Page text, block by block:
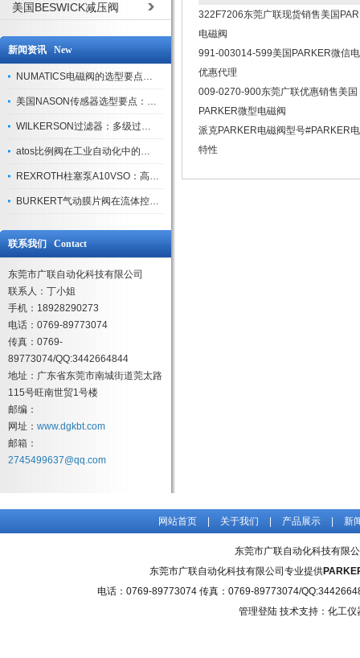
美国BESWICK减压阀
新闻资讯 New
NUMATICS电磁阀的选型要点与使用注意事项
美国NASON传感器选型要点：精度、量程与接口适配指南
WILKERSON过滤器：多级过滤技术，适配多行业净化需求
atos比例阀在工业自动化中的关键应用
REXROTH柱塞泵A10VSO：高效液压系统的核心组件
BURKERT气动膜片阀在流体控制中的应用
联系我们 Contact
东莞市广联自动化科技有限公司
联系人：丁小姐
手机：18928290273
电话：0769-89773074
传真：0769-
89773074/QQ:3442664844
地址：广东省东莞市南城街道莞太路
115号旺南世贸1号楼
邮编：
网址： www.dgkbt.com
邮箱：
2745499637@qq.com
322F7206东莞广联现货销售美国
电磁阀
991-003014-599美国PARKER微信
优惠代理
009-0270-900东莞广联优惠销售美国
PARKER微型电磁阀
派克PARKER电磁阀型号#PARKER
特性
网站首页 关于我们 产品展示 新
东莞市广联自动化科技有限
东莞市广联自动化科技有限公司专业提供
电话：0769-89773074 传真：0769-89773074/
管理登陆 技术支持：化工